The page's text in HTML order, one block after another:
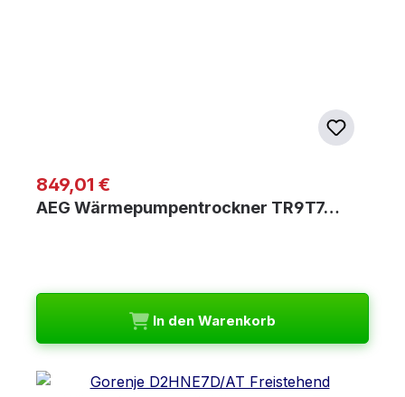
Regulärer Preis:
849,01 €
AEG Wärmepumpentrockner TR9T7…
In den Warenkorb